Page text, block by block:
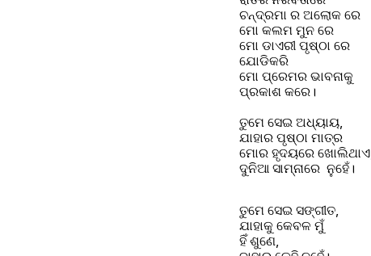
ଚନ୍ଦ୍ରମା ର ଅଲୋକ ରେ
ମୋ କଲମ ମୁନ ରେ
ମୋ ଡାଏରୀ ପୃଷ୍ଠା ରେ
ଯୋଡିକରି
ମୋ ପ୍ରେମର ଭାବନାକୁ
ପ୍ରକାଶ କରେ।
ତୁମେ ସେଇ ଅଧ୍ୟାୟ,
ଯାହାର ପୃଷ୍ଠା ମାତ୍ର
ମୋର ହୃଦୟରେ ଖୋଲିଥାଏ,
ଦୁନିଆ ସାମ୍ନାରେ  ନୁହେଁ।
ତୁମେ ସେଇ ସଙ୍ଗୀତ,
ଯାହାକୁ କେବଳ ମୁଁ
ହିଁ ଶୁଣେ,